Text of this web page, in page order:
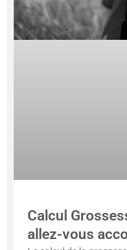
Calcul
allez-vous